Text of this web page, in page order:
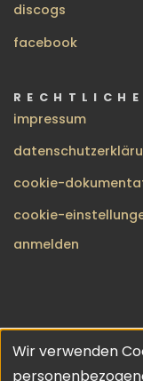
discogs
facebook
impressum
cookie-
cookie-
anmelden
no gods · no
Wir verwenden